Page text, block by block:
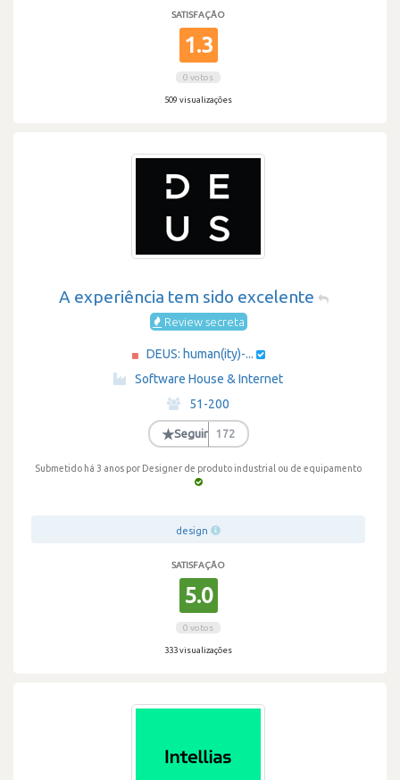
SATISFAÇÃO
1.3
0 votos
509 visualizações
A experiência tem sido excelente
Review secreta
DEUS: human(ity)-...
Software House & Internet
·
51-200
·
★Seguir 172
Submetido há 3 anos por Designer de produto industrial ou de equipamento
design
SATISFAÇÃO
5.0
0 votos
333 visualizações